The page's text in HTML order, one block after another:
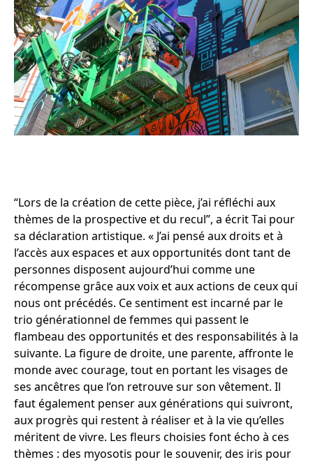
“Lors de la création de cette pièce, j’ai réfléchi aux
thèmes de la prospective et du recul”, a écrit Tai pour
sa déclaration artistique. « J’ai pensé aux droits et à
l’accès aux espaces et aux opportunités dont tant de
personnes disposent aujourd’hui comme une
récompense grâce aux voix et aux actions de ceux qui
nous ont précédés. Ce sentiment est incarné par le
trio générationnel de femmes qui passent le
flambeau des opportunités et des responsabilités à la
suivante. La figure de droite, une parente, affronte le
monde avec courage, tout en portant les visages de
ses ancêtres que l’on retrouve sur son vêtement. Il
faut également penser aux générations qui suivront,
aux progrès qui restent à réaliser et à la vie qu’elles
méritent de vivre. Les fleurs choisies font écho à ces
thèmes : des myosotis pour le souvenir, des iris pour